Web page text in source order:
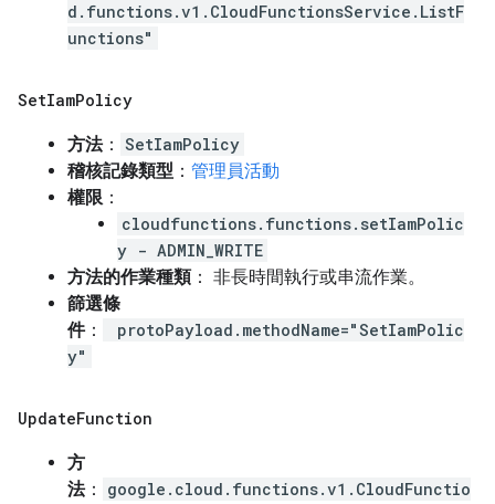
d.functions.v1.CloudFunctionsService.ListF
unctions"
SetIamPolicy
方法： SetIamPolicy
稽核記錄類型 ： 管理員活動
權限 ：
cloudfunctions.functions.setIamPolic
y - ADMIN_WRITE
方法的作業種類： 非長時間執行或串流作業。
篩選條
件：
protoPayload.methodName="SetIamPolic
y"
UpdateFunction
方
法：
google.cloud.functions.v1.CloudFunctio